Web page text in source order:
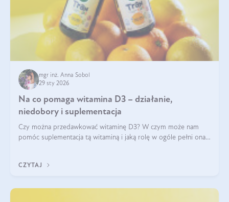
mgr inż. Anna Sobol
29 sty 2026
Na co pomaga witamina D3 – działanie,
niedobory i suplementacja
Czy można przedawkować witaminę D3? W czym może nam
pomóc suplementacja tą witaminą i jaką rolę w ogóle pełni ona
robić?
CZYTAJ